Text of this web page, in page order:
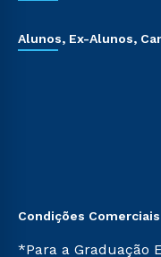
Alunos, Ex-Alunos,
Condições
*Para a Graduação